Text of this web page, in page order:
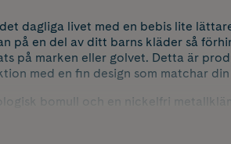
dagliga livet med en bebis lite
på en del av ditt barns kläder så
på marken eller golvet. Detta är
med en fin design som matchar
bomull och en nickelfri